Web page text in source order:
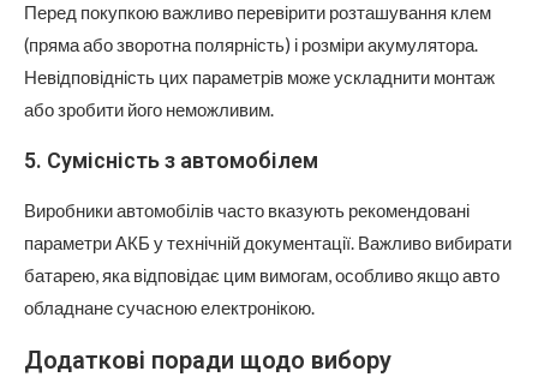
Перед покупкою важливо перевірити розташування клем
(пряма або зворотна полярність) і розміри акумулятора.
Невідповідність цих параметрів може ускладнити монтаж
або зробити його неможливим.
5. Сумісність з автомобілем
Виробники автомобілів часто вказують рекомендовані
параметри АКБ у технічній документації. Важливо вибирати
батарею, яка відповідає цим вимогам, особливо якщо авто
обладнане сучасною електронікою.
Додаткові поради щодо вибору